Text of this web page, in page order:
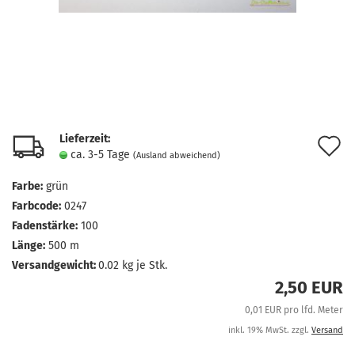
Lieferzeit:
ca. 3-5 Tage (Ausland abweichend)
Farbe: grün
Farbcode: 0247
Fadenstärke: 100
Länge: 500 m
Versandgewicht:0.02 kg je Stk.
2,50 EUR
0,01 EUR pro lfd. Meter
inkl. 19% MwSt. zzgl. Versand